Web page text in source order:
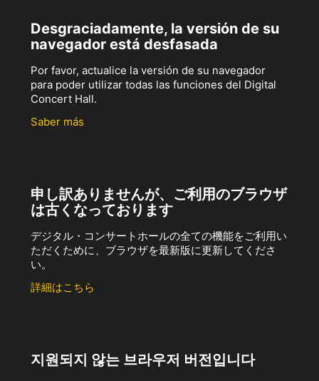
Desgraciadamente, la versión de su
navegador está desfasada
Por favor, actualice la versión de su navegador
para poder utilizar todas las funciones del Digital
Concert Hall.
Saber más
申し訳ありませんが、ご利用のブラウザ
は古くなっております
デジタル・コンサートホールの全ての機能をご利用い
ただくために、ブラウザを最新版に更新してくださ
い。
詳細はこちら
지원되지 않는 브라우저 버전입니다